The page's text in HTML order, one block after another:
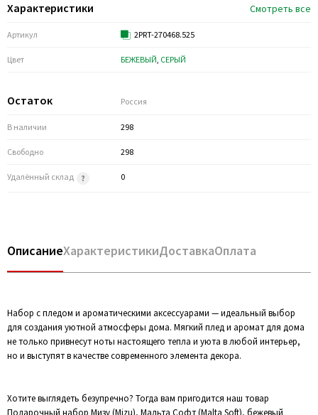
Характеристики Смотреть все
Артикул 2PRT-270468.525
Цвет БЕЖЕВЫЙ, СЕРЫЙ
Остаток Россия
В наличии 298
Свободно 298
Удалённый склад 0
ОписаниеХарактеристикиДоставкаОплата
Набор с пледом и ароматическими аксессуарами — идеальный выбор
для создания уютной атмосферы дома. Мягкий плед и аромат для дома
не только привнесут ноты настоящего тепла и уюта в любой интерьер,
но и выступят в качестве современного элемента декора.
Хотите выглядеть безупречно? Тогда вам пригодится наш товар
Подарочный набор Мизу (Mizu), Мальта Софт (Malta Soft), бежевый